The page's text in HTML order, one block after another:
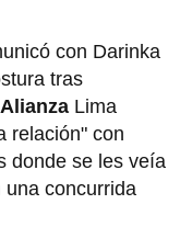
con Darinka
tras
Lima
relación" con
donde se les veía
una concurrida